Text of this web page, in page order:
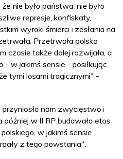
nie było państwa, nie było
represje, konfiskaty,
wyroki śmierci i zesłania na
Przetrwała polska
czasie także dalej rozwijała, a
- w jakimś sensie - posiłkując
tymi losami tragicznymi" -
przyniosło nam zwycięstwo i
później w II RP budowało etos
w jakimś sensie
z tego powstania".